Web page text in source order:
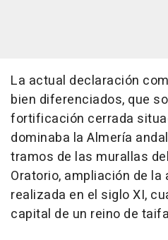
La actual declaración
bien diferenciados, que
fortificación cerrada
dominaba la Almería
tramos de las murallas
Oratorio, ampliación de la
realizada en el siglo XI,
capital de un reino de